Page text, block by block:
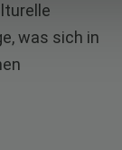
was sich in